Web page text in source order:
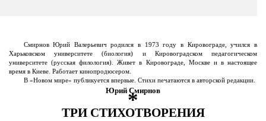
Смирнов Юрий Валерьевич родился в 1973 году в Кировограде, учился в
Харьковском университете (биология) и Кировоградском педагогическом
университете (русская филология). Живет в Кировограде, Москве и в настоящее
время в Киеве. Работает кинопродюсером.
В «Новом мире» публикуется впервые. Стихи печатаются в авторской редакции.
Юрий Смирнов
*
ТРИ СТИХОТВОРЕНИЯ